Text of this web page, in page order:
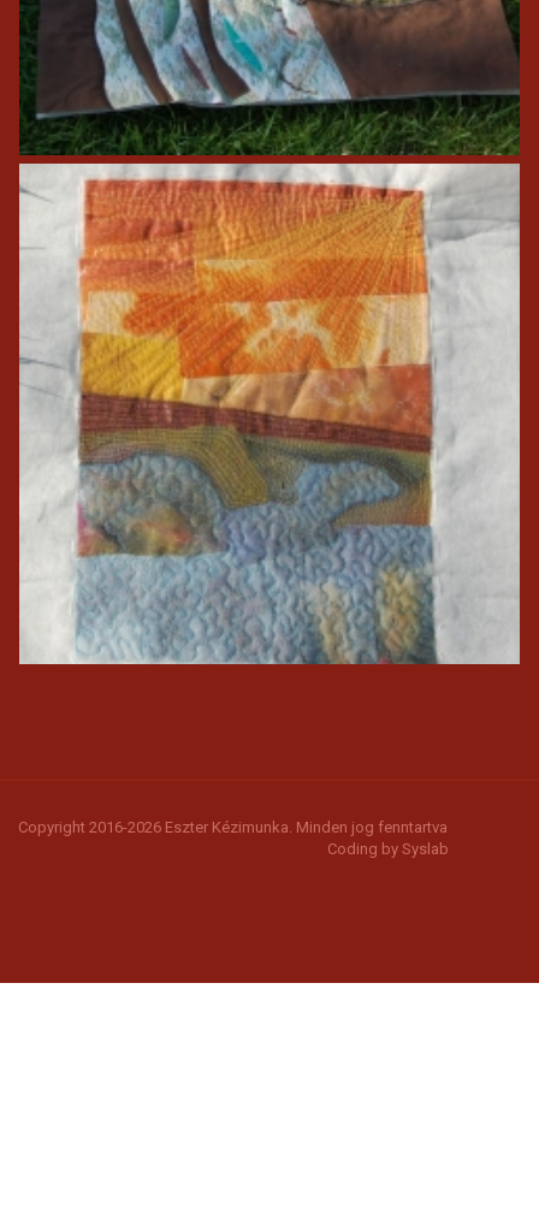
Copyright 2016-2026 Eszter Kézimunka. Minden jog fenntartva
Coding by Syslab